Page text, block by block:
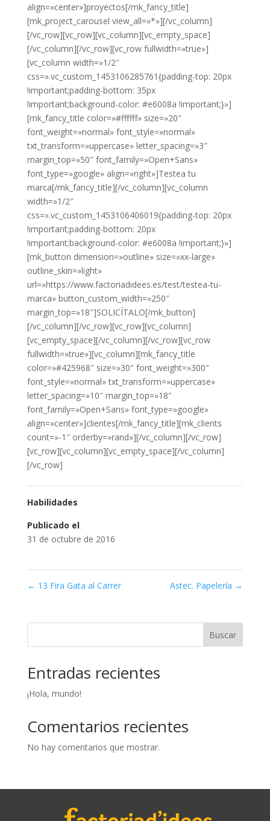
align=»center»]proyectos[/mk_fancy_title]
[mk_project_carousel view_all=»*»][/vc_column]
[/vc_row][vc_row][vc_column][vc_empty_space]
[/vc_column][/vc_row][vc_row fullwidth=»true»]
[vc_column width=»1/2″
css=».vc_custom_1453106285761{padding-top: 20px
!important;padding-bottom: 35px
!important;background-color: #e6008a !important;}»]
[mk_fancy_title color=»#ffffff» size=»20″
font_weight=»normal» font_style=»normal»
txt_transform=»uppercase» letter_spacing=»3″
margin_top=»50″ font_family=»Open+Sans»
font_type=»google» align=»right»]Testea tu
marca[/mk_fancy_title][/vc_column][vc_column
width=»1/2″
css=».vc_custom_1453106406019{padding-top: 20px
!important;padding-bottom: 20px
!important;background-color: #e6008a !important;}»]
[mk_button dimension=»outline» size=»xx-large»
outline_skin=»light»
url=»https://www.factoriadidees.es/test/testea-tu-
marca» button_custom_width=»250″
margin_top=»18″]SOLICÍTALO[/mk_button]
[/vc_column][/vc_row][vc_row][vc_column]
[vc_empty_space][/vc_column][/vc_row][vc_row
fullwidth=»true»][vc_column][mk_fancy_title
color=»#425968″ size=»30″ font_weight=»300″
font_style=»normal» txt_transform=»uppercase»
letter_spacing=»10″ margin_top=»18″
font_family=»Open+Sans» font_type=»google»
align=»center»]clientes[/mk_fancy_title][mk_clients
count=»-1″ orderby=»rand»][/vc_column][/vc_row]
[vc_row][vc_column][vc_empty_space][/vc_column]
[/vc_row]
Habilidades
Publicado el
31 de octubre de 2016
← 13 Fira Gata al Carrer Astec. Papelería →
Buscar
Entradas recientes
¡Hola, mundo!
Comentarios recientes
No hay comentarios que mostrar.